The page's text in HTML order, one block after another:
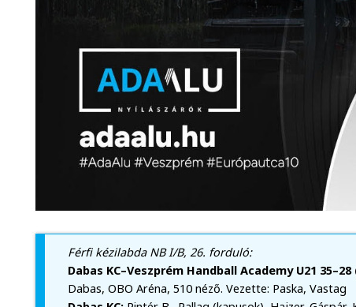
Férfi kézilabda NB I/B, 26. forduló:
Dabas KC–Veszprém Handball Academy U21 35–28
Dabas, OBO Aréna, 510 néző. Vezette: Paska, Vastag